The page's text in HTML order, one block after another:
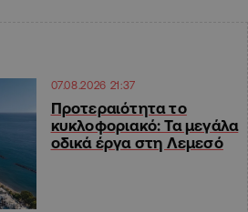
07.08.2026 21:37
Προτεραιότητα το
κυκλοφοριακό: Τα μεγάλα
οδικά έργα στη Λεμεσό